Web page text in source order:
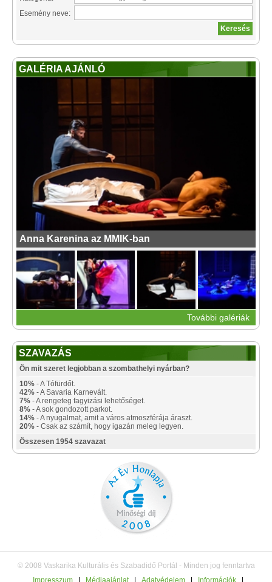
Esemény neve:
GALÉRIA AJÁNLÓ
Anna Karenina az MMIK-ban
További galériák
SZAVAZÁS
Ön mit szeret legjobban a szombathelyi nyárban?
10% - A Tófürdőt.
42% - A Savaria Karnevált.
7% - A rengeteg fagyizási lehetőséget.
8% - A sok gondozott parkot.
14% - A nyugalmat, amit a város atmoszférája áraszt.
20% - Csak az számít, hogy igazán meleg legyen.
Összesen 1954 szavazat
© 2008 Vaskarika Kulturális és Szabadidő Portál - Minden jog fenntartva
Impresszum
Médiaajánlat Adatvédelem Információk